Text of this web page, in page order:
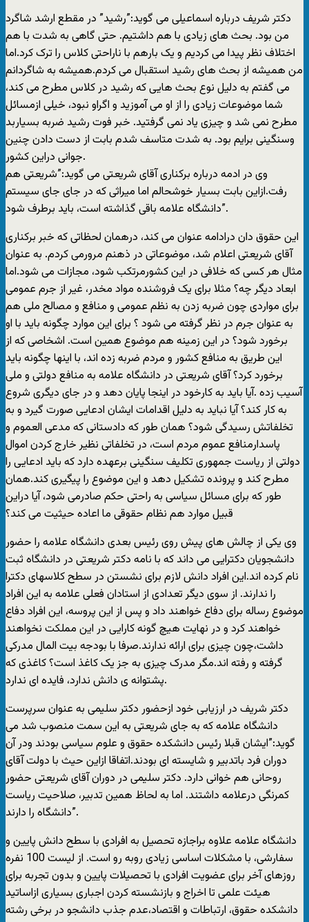
دکتر شریف درباره اسماعیلی می گوید:”رشید” در مقطع ارشد شاگرد
من بود. بحث های زیادی با هم داشتیم. حتی گاهی به شدت با هم
اختلاف نظر پیدا می کردیم و یک بارهم با ناراحتی کلاس را ترک کرد.اما
من همیشه از بحث های رشید استقبال می کردم.همیشه به شاگردانم
می گفتم به دلیل نوع بحث هایی که رشید در کلاس مطرح می کند،
شما موضوعات زیادی را از او می آموزید و اگراو نبود، خیلی ازمسائل
مطرح نمی شد و چیزی یاد نمی گرفتید. خبر فوت رشید ضربه بسیاربد
وسنگینی برایم بود. به شدت متاسف شدم بابت از دست دادن چنین
جوانی دراین کشور.
وی در ادمه درباره برکناری آقای شریعتی می گوید:”شریعتی هم
رفت.ازاین بابت بسیار خوشحالم اما میراثی که در جای جای سیستم
دانشگاه علامه باقی گذاشته است، باید برطرف شود”.
این حقوق دان درادامه عنوان می کند، درهمان لحظاتی که خبر برکناری
آقای شریعتی اعلام شد، موضوعاتی در ذهنم مرورمی کردم. به عنوان
مثال هر کسی که خلافی در این کشورمرتکب شود، مجازات می شود.اما
ابعاد دیگر چه؟ مثلا برای یک فروشنده مواد مخدر، غیر از جرم عمومی
برای مواردی چون ضربه زدن به نظم عمومی و منافع و مصالح ملی هم
به عنوان جرم در نظر گرفته می شود ؟ برای این موارد چگونه باید با او
برخورد شود؟ در این زمینه هم موضوع همین است. اشخاصی که از
این طریق به منافع کشور و مردم ضربه زده اند، با اینها چگونه باید
برخورد کرد؟ آقای شریعتی در دانشگاه علامه به منافع دولتی و ملی
آسیب زده .آیا باید به کارخود در اینجا پایان دهد و در جای دیگری شروع
به کار کند؟ آیا نباید به دلیل اقدامات ایشان ادعایی صورت گیرد و به
تخلفاتش رسیدگی شود؟ همان طور که دادستانی که مدعی العموم و
پاسدارمنافع عموم مردم است، در تخلفاتی نظیر خارج کردن اموال
دولتی از ریاست جمهوری تکلیف سنگینی برعهده دارد که باید ادعایی را
مطرح کند و پرونده تشکیل دهد و این موضوع را پیگیری کند.همان
طور که برای مسائل سیاسی به راحتی حکم صادرمی شود، آیا دراین
قبیل موارد هم نظام حقوقی ما اعاده حیثیت می کند؟
وی یکی از چالش های پیش روی رئیس بعدی دانشگاه علامه را حضور
دانشجویان دکترایی می داند که با نامه دکتر شریعتی در دانشگاه ثبت
نام کرده اند.این افراد دانش لازم برای نشستن در سطح کلاسهای دکترا
را ندارند. از سوی دیگر تعدادی از استادان فعلی علامه به این افراد
موضوع رساله برای دفاع خواهند داد و پس از این پروسه، این افراد دفاع
خواهند کرد و در نهایت هیچ گونه کارایی در این مملکت نخواهند
داشت،چون چیزی برای ارائه ندارند.صرفا با بودجه بیت المال مدرکی
گرفته و رفته اند.مگر مدرک چیزی به جز یک کاغذ است؟ کاغذی که
پشتوانه ی دانش ندارد، فایده ای ندارد.
دکتر شریف در ارزیابی خود ازحضور دکتر سلیمی به عنوان سرپرست
دانشگاه علامه که به جای شریعتی به این سمت منصوب شد می
گوید:”ایشان قبلا رئیس دانشکده حقوق و علوم سیاسی بودند ودر آن
دوران فرد باتدبیر و شایسته ای بودند.اتفاقا ازاین حیث با دولت آقای
روحانی هم خوانی دارد. دکتر سلیمی در دوران آقای شریعتی حضور
کمرنگی درعلامه داشتند. اما به لحاظ همین تدبیر، صلاحیت ریاست
دانشگاه را دارند”.
دانشگاه علامه علاوه براجازه تحصیل به افرادی با سطح دانش پایین و
سفارشی، با مشکلات اساسی زیادی روبه رو است. از لیست 100 نفره
روزهای آخر برای عضویت افرادی با تحصیلات پایین و بدون تجربه برای
هیئت علمی تا اخراج و بازنشسته کردن اجباری بسیاری ازاساتید
دانشکده حقوق، ارتباطات و اقتصاد،عدم جذب دانشجو در برخی رشته